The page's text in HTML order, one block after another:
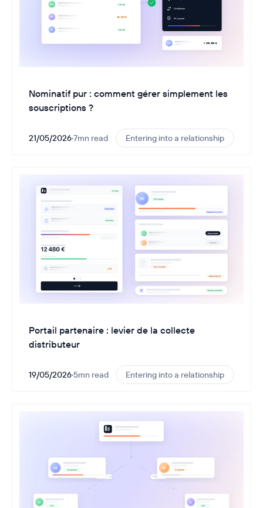
Nominatif pur : comment gérer simplement les
souscriptions ?
21/05/2026·7mn read Entering into a relationship
Portail partenaire : levier de la collecte
distributeur
19/05/2026·5mn read Entering into a relationship